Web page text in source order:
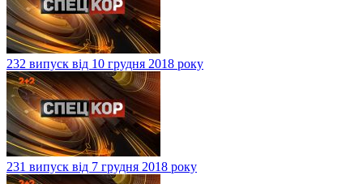
232 випуск від 10 грудня 2018 року
231 випуск від 7 грудня 2018 року